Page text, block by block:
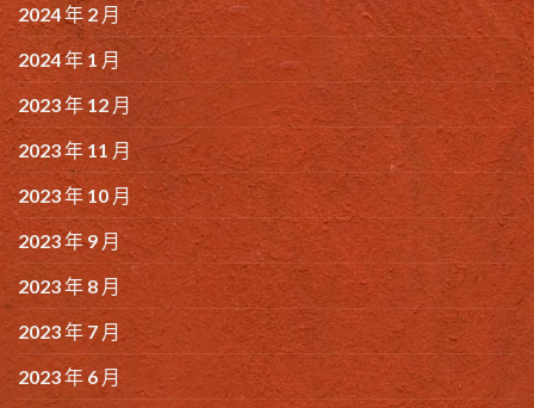
2024 年 2 月
2024 年 1 月
2023 年 12 月
2023 年 11 月
2023 年 10 月
2023 年 9 月
2023 年 8 月
2023 年 7 月
2023 年 6 月